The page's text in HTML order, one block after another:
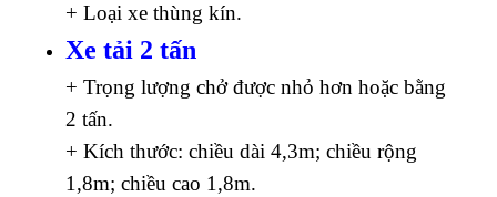
+ Loại xe thùng kín.
Xe tải 2 tấn
+ Trọng lượng chở được nhỏ hơn hoặc bằng
2 tấn.
+ Kích thước: chiều dài 4,3m; chiều rộng
1,8m; chiều cao 1,8m.